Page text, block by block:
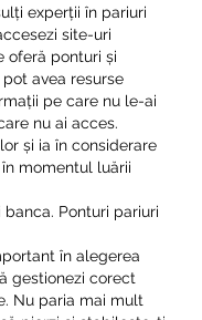
experții în pariuri
site-uri
oferă ponturi și
avea resurse
pe care nu le-ai
nu ai acces.
și ia în considerare
momentul luării
banca. Ponturi pariuri
în alegerea
gestionezi corect
Nu paria mai mult